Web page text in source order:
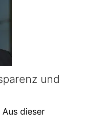
und
| Aus dieser